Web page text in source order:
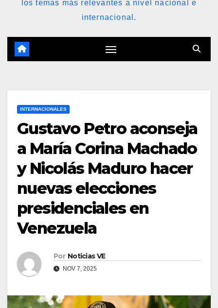
los temas más relevantes a nivel nacional e
internacional.
INTERNACIONALES
Gustavo Petro aconseja
a María Corina Machado
y Nicolás Maduro hacer
nuevas elecciones
presidenciales en
Venezuela
Por Noticias VE
NOV 7, 2025